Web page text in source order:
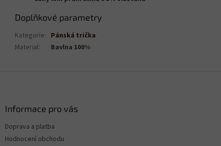
Doplňkové parametry
Kategorie: Pánská trička
Material: Bavlna 100%
Informace pro vás
Doprava a platba
Hodnocení obchodu